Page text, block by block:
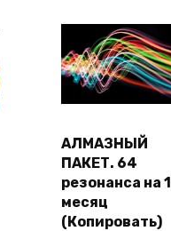
В корзину
АЛМАЗНЫЙ
ПАКЕТ. 64
резонанса на 1
месяц
(Копировать)